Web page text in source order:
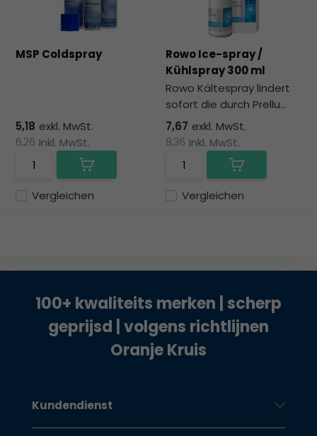
MSP Coldspray
Vergleichen
5,18 exkl. MwSt.
6,26 Inkl. MwSt.
Rowo Ice-spray /
Kühlspray 300 ml
Rowo Kältespray lindert
sofort die durch Prellu...
Vergleichen
7,67 exkl. MwSt.
8,36 Inkl. MwSt.
100+ kwaliteits merken | scherp
geprijsd | volgens richtlijnen
Oranje Kruis
Kundendienst